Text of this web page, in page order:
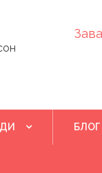
БЛОГ